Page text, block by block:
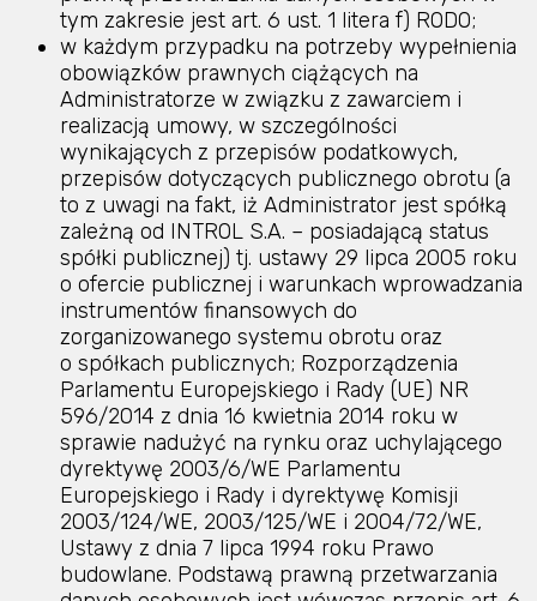
tym zakresie jest art. 6 ust. 1 litera f) RODO;
w każdym przypadku na potrzeby wypełnienia
obowiązków prawnych ciążących na
Administratorze w związku z zawarciem i
realizacją umowy, w szczególności
wynikających z przepisów podatkowych,
przepisów dotyczących publicznego obrotu (a
to z uwagi na fakt, iż Administrator jest spółką
zależną od INTROL S.A. – posiadającą status
spółki publicznej) tj. ustawy 29 lipca 2005 roku
o ofercie publicznej i warunkach wprowadzania
instrumentów finansowych do
zorganizowanego systemu obrotu oraz
o spółkach publicznych; Rozporządzenia
Parlamentu Europejskiego i Rady (UE) NR
596/2014 z dnia 16 kwietnia 2014 roku w
sprawie nadużyć na rynku oraz uchylającego
dyrektywę 2003/6/WE Parlamentu
Europejskiego i Rady i dyrektywę Komisji
2003/124/WE, 2003/125/WE i 2004/72/WE,
Ustawy z dnia 7 lipca 1994 roku Prawo
budowlane. Podstawą prawną przetwarzania